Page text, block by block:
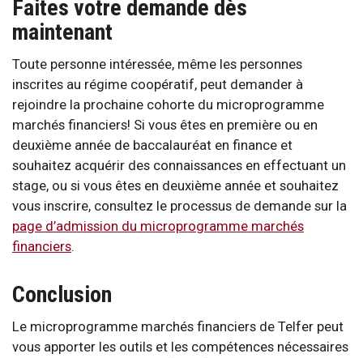
Faites votre demande dès
maintenant
Toute personne intéressée, même les personnes
inscrites au régime coopératif, peut demander à
rejoindre la prochaine cohorte du microprogramme
marchés financiers! Si vous êtes en première ou en
deuxième année de baccalauréat en finance et
souhaitez acquérir des connaissances en effectuant un
stage, ou si vous êtes en deuxième année et souhaitez
vous inscrire, consultez le processus de demande sur la
page d’admission du microprogramme marchés
financiers.
Conclusion
Le microprogramme marchés financiers de Telfer peut
vous apporter les outils et les compétences nécessaires